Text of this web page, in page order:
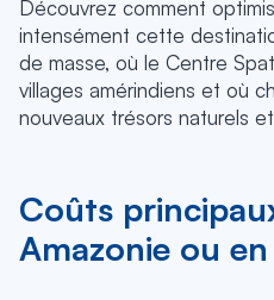
Découvrez comment
intensément cette
de masse, où le Centre
villages amérindiens et où
nouveaux trésors naturels
Coûts
Amazonie ou